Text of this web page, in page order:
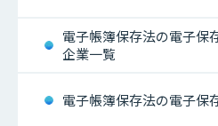
電子帳簿保存法の電子保
企業一覧
電子帳簿保存法の電子保